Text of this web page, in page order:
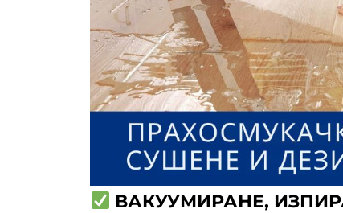
ВАКУУМИРАНЕ,